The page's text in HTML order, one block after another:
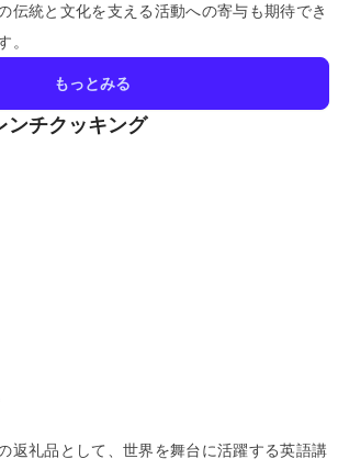
伝統と文化を支える活動への寄与も期待でき
。
もっとみる
ンチクッキング
返礼品として、世界を舞台に活躍する英語講